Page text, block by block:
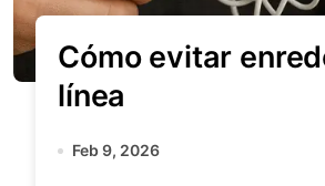
Cómo evitar
línea
Feb 9, 2026